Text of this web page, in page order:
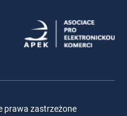
prawa zastrzeżone